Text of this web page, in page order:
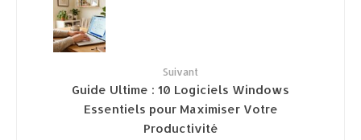
Suivant
Guide Ultime : 10 Logiciels Windows
Essentiels pour Maximiser Votre
Productivité